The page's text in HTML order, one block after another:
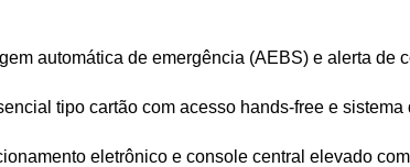
automática de emergência (AEBS) e alerta de
tipo cartão com acesso hands-free e sistema
eletrônico e console central elevado